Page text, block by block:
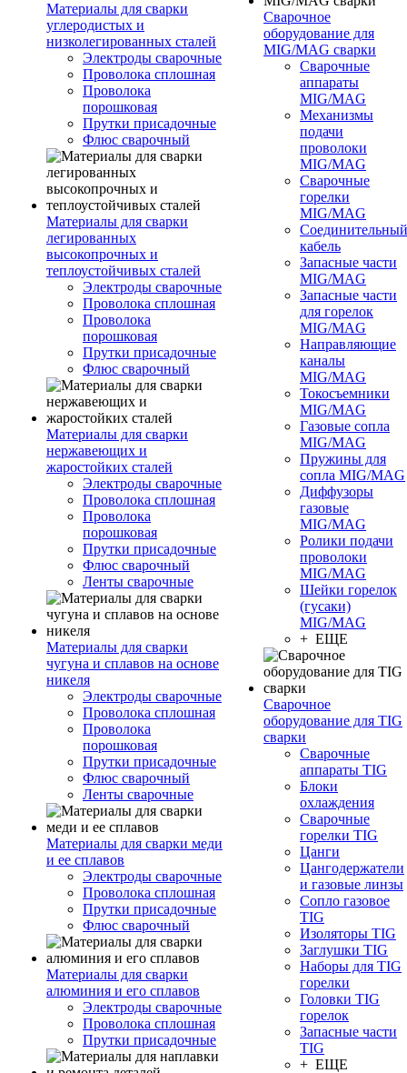
Материалы для сварки
углеродистых и
низколегированных сталей
Электроды сварочные
Проволока сплошная
Проволока
порошковая
Прутки присадочные
Флюс сварочный
Материалы для сварки
легированных
высокопрочных и
теплоустойчивых сталей
Электроды сварочные
Проволока сплошная
Проволока
порошковая
Прутки присадочные
Флюс сварочный
Материалы для сварки
нержавеющих и
жаростойких сталей
Электроды сварочные
Проволока сплошная
Проволока
порошковая
Прутки присадочные
Флюс сварочный
Ленты сварочные
Материалы для сварки
чугуна и сплавов на основе
никеля
Электроды сварочные
Проволока сплошная
Проволока
порошковая
Прутки присадочные
Флюс сварочный
Ленты сварочные
Материалы для сварки меди
и ее сплавов
Электроды сварочные
Проволока сплошная
Прутки присадочные
Флюс сварочный
Материалы для сварки
алюминия и его сплавов
Электроды сварочные
Проволока сплошная
Прутки присадочные
Сварочное
оборудование для
MIG/MAG сварки
Сварочные
аппараты
MIG/MAG
Механизмы
подачи
проволоки
MIG/MAG
Сварочные
горелки
MIG/MAG
Соединительный
кабель
Запасные части
MIG/MAG
Запасные части
для горелок
MIG/MAG
Направляющие
каналы
MIG/MAG
Токосъемники
MIG/MAG
Газовые сопла
MIG/MAG
Пружины для
сопла MIG/MAG
Диффузоры
газовые
MIG/MAG
Ролики подачи
проволоки
MIG/MAG
Шейки горелок
(гусаки)
MIG/MAG
+ ЕЩЕ
Сварочное
оборудование для TIG
сварки
Сварочные
аппараты TIG
Блоки
охлаждения
Сварочные
горелки TIG
Цанги
Цангодержатели
и газовые линзы
Сопло газовое
TIG
Изоляторы TIG
Заглушки TIG
Наборы для TIG
горелки
Головки TIG
горелок
Запасные части
TIG
+ ЕЩЕ